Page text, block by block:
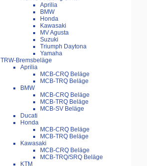
Aprilia
BMW
Honda
Kawasaki
MV Agusta
Suzuki
Triumph Daytona
Yamaha
TRW-Bremsbeläge
Aprilia
MCB-CRQ Beläge
MCB-TRQ Beläge
BMW
MCB-CRQ Beläge
MCB-TRQ Beläge
MCB-SV Beläge
Ducati
Honda
MCB-CRQ Beläge
MCB-TRQ Beläge
Kawasaki
MCB-CRQ Beläge
MCB-TRQ/SRQ Beläge
KTM